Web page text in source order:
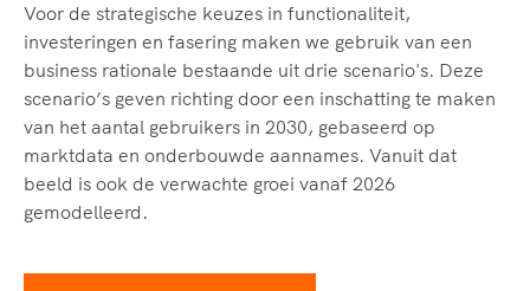
Voor de strategische keuzes in functionaliteit,
investeringen en fasering maken we gebruik van een
business rationale bestaande uit drie scenario's. Deze
scenario’s geven richting door een inschatting te maken
van het aantal gebruikers in 2030, gebaseerd op
marktdata en onderbouwde aannames. Vanuit dat
beeld is ook de verwachte groei vanaf 2026
gemodelleerd.